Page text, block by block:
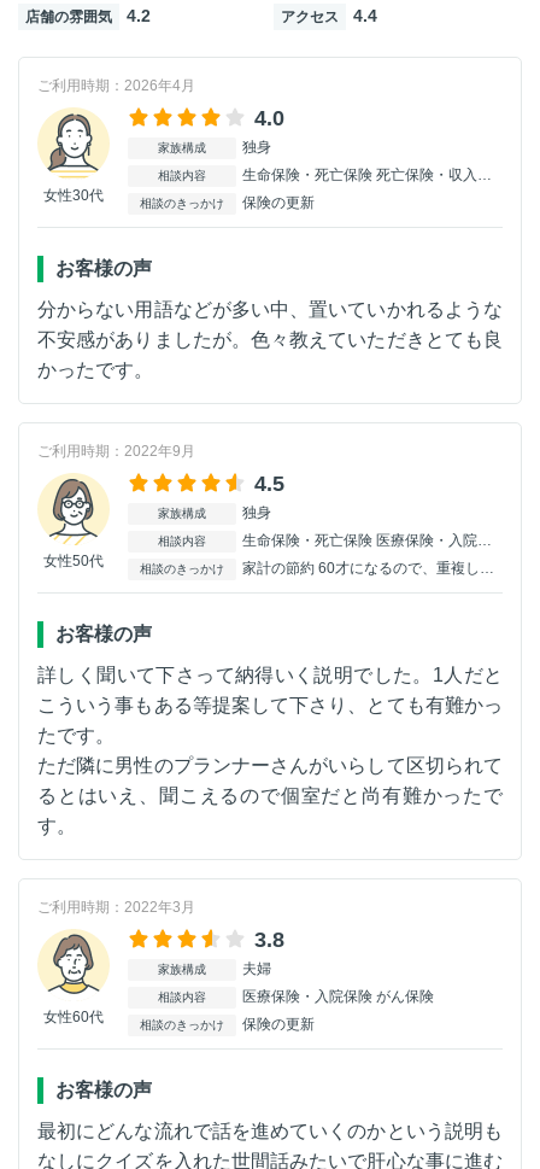
店舗の雰囲気 4.2 アクセス 4.4
ご利用時期：2026年4月
女性30代
4.0
家族構成 独身
相談内容 生命保険・死亡保険 死亡保険・収入保障 医療保険・入院保険 がん保険 介護保険
相談のきっかけ 保険の更新
お客様の声
分からない用語などが多い中、置いていかれるような
不安感がありましたが。色々教えていただきとても良
かったです。
ご利用時期：2022年9月
女性50代
4.5
家族構成 独身
相談内容 生命保険・死亡保険 医療保険・入院保険 がん保険 火災保険
相談のきっかけ 家計の節約 60才になるので、重複していないか変更したほうがいいか等ご意見を伺いたいと思いました。
お客様の声
詳しく聞いて下さって納得いく説明でした。1人だと
こういう事もある等提案して下さり、とても有難かっ
たです。
ただ隣に男性のプランナーさんがいらして区切られて
るとはいえ、聞こえるので個室だと尚有難かったで
す。
ご利用時期：2022年3月
女性60代
3.8
家族構成 夫婦
相談内容 医療保険・入院保険 がん保険
相談のきっかけ 保険の更新
お客様の声
最初にどんな流れで話を進めていくのかという説明も
なしにクイズを入れた世間話みたいで肝心な事に進む